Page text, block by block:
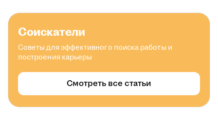
Соискатели
Советы для эффективного поиска работы и
построения карьеры
Смотреть все статьи